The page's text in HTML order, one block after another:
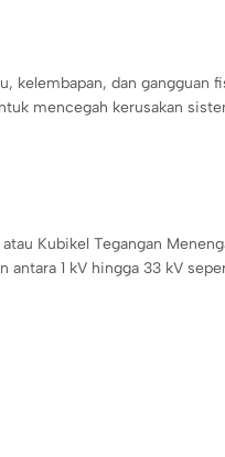
kelembapan, dan gangguan
mencegah kerusakan
Kubikel Tegangan
1 kV hingga 33 kV